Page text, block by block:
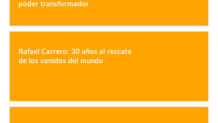
poder transformador
Rafael Carrero: 30 años al rescate
de los sonidos del mundo